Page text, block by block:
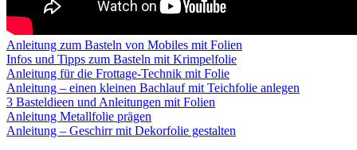
Anleitung zum Basteln von Mobiles mit Folien
Infos und Tipps zum Basteln mit Krimpelfolie
Anleitung für die Frottage-Technik mit Folie
Anleitung – einen kleinen Bachlauf mit Teichfolie anlegen
3 Basteldieen und Anleitungen mit Folien
Anleitung Metallfolie prägen
Anleitung – Geschirr mit Dekorfolie gestalten